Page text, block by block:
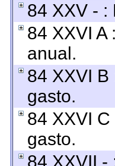
84 XXV - :
84 XXVI
anual.
84 XXVI
gasto.
84 XXVI
gasto.
84 XXVII -